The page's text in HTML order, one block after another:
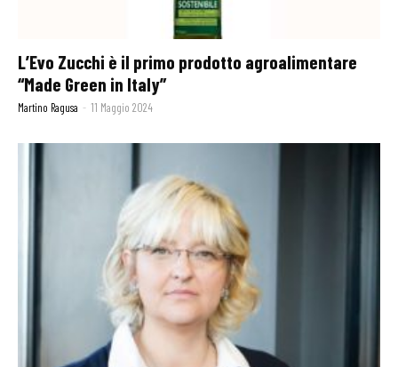
L’Evo Zucchi è il primo prodotto agroalimentare
“Made Green in Italy”
Martino Ragusa - 11 Maggio 2024